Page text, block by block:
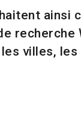
ainsi
recherche
villes,